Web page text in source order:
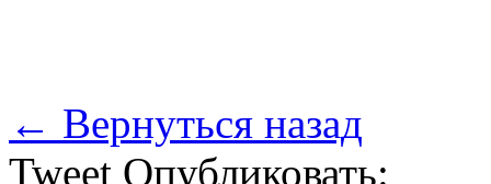
← Вернуться назад
Tweet Опубликовать: